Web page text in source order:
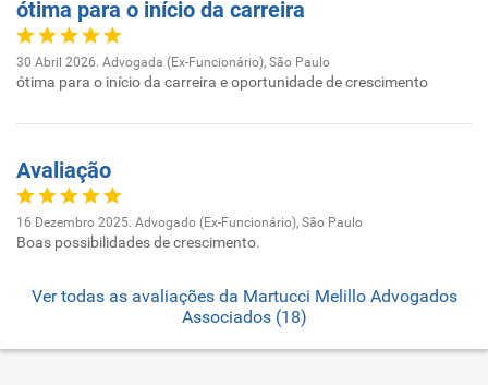
ótima para o início da carreira
30 Abril 2026. Advogada (Ex-Funcionário), São Paulo
ótima para o início da carreira e oportunidade de crescimento
Avaliação
16 Dezembro 2025. Advogado (Ex-Funcionário), São Paulo
Boas possibilidades de crescimento.
Ver todas as avaliações da Martucci Melillo Advogados
Associados (18)